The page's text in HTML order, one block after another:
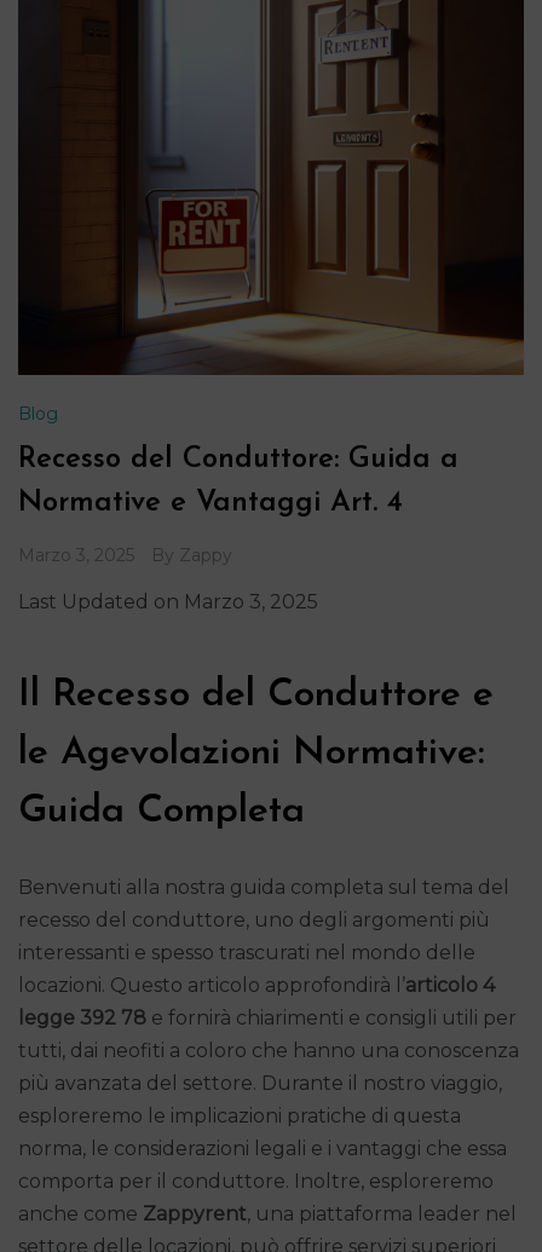
Blog
Recesso del Conduttore: Guida a
Normative e Vantaggi Art. 4
Marzo 3, 2025 By Zappy
Last Updated on Marzo 3, 2025
Il Recesso del Conduttore e
le Agevolazioni Normative:
Guida Completa
Benvenuti alla nostra guida completa sul tema del
recesso del conduttore, uno degli argomenti più
interessanti e spesso trascurati nel mondo delle
locazioni. Questo articolo approfondirà l’articolo 4
legge 392 78 e fornirà chiarimenti e consigli utili per
tutti, dai neofiti a coloro che hanno una conoscenza
più avanzata del settore. Durante il nostro viaggio,
esploreremo le implicazioni pratiche di questa
norma, le considerazioni legali e i vantaggi che essa
comporta per il conduttore. Inoltre, esploreremo
anche come Zappyrent, una piattaforma leader nel
settore delle locazioni, può offrire servizi superiori